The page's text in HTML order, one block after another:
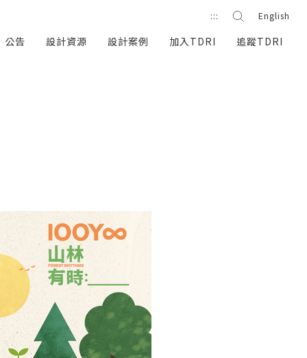
::: 站內搜尋
搜尋按鈕
English
公告 設計資源 設計案例 加入TDRI 追蹤TDRI